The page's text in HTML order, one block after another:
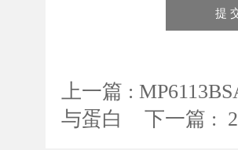
上一篇 :
与蛋白
下一篇 :